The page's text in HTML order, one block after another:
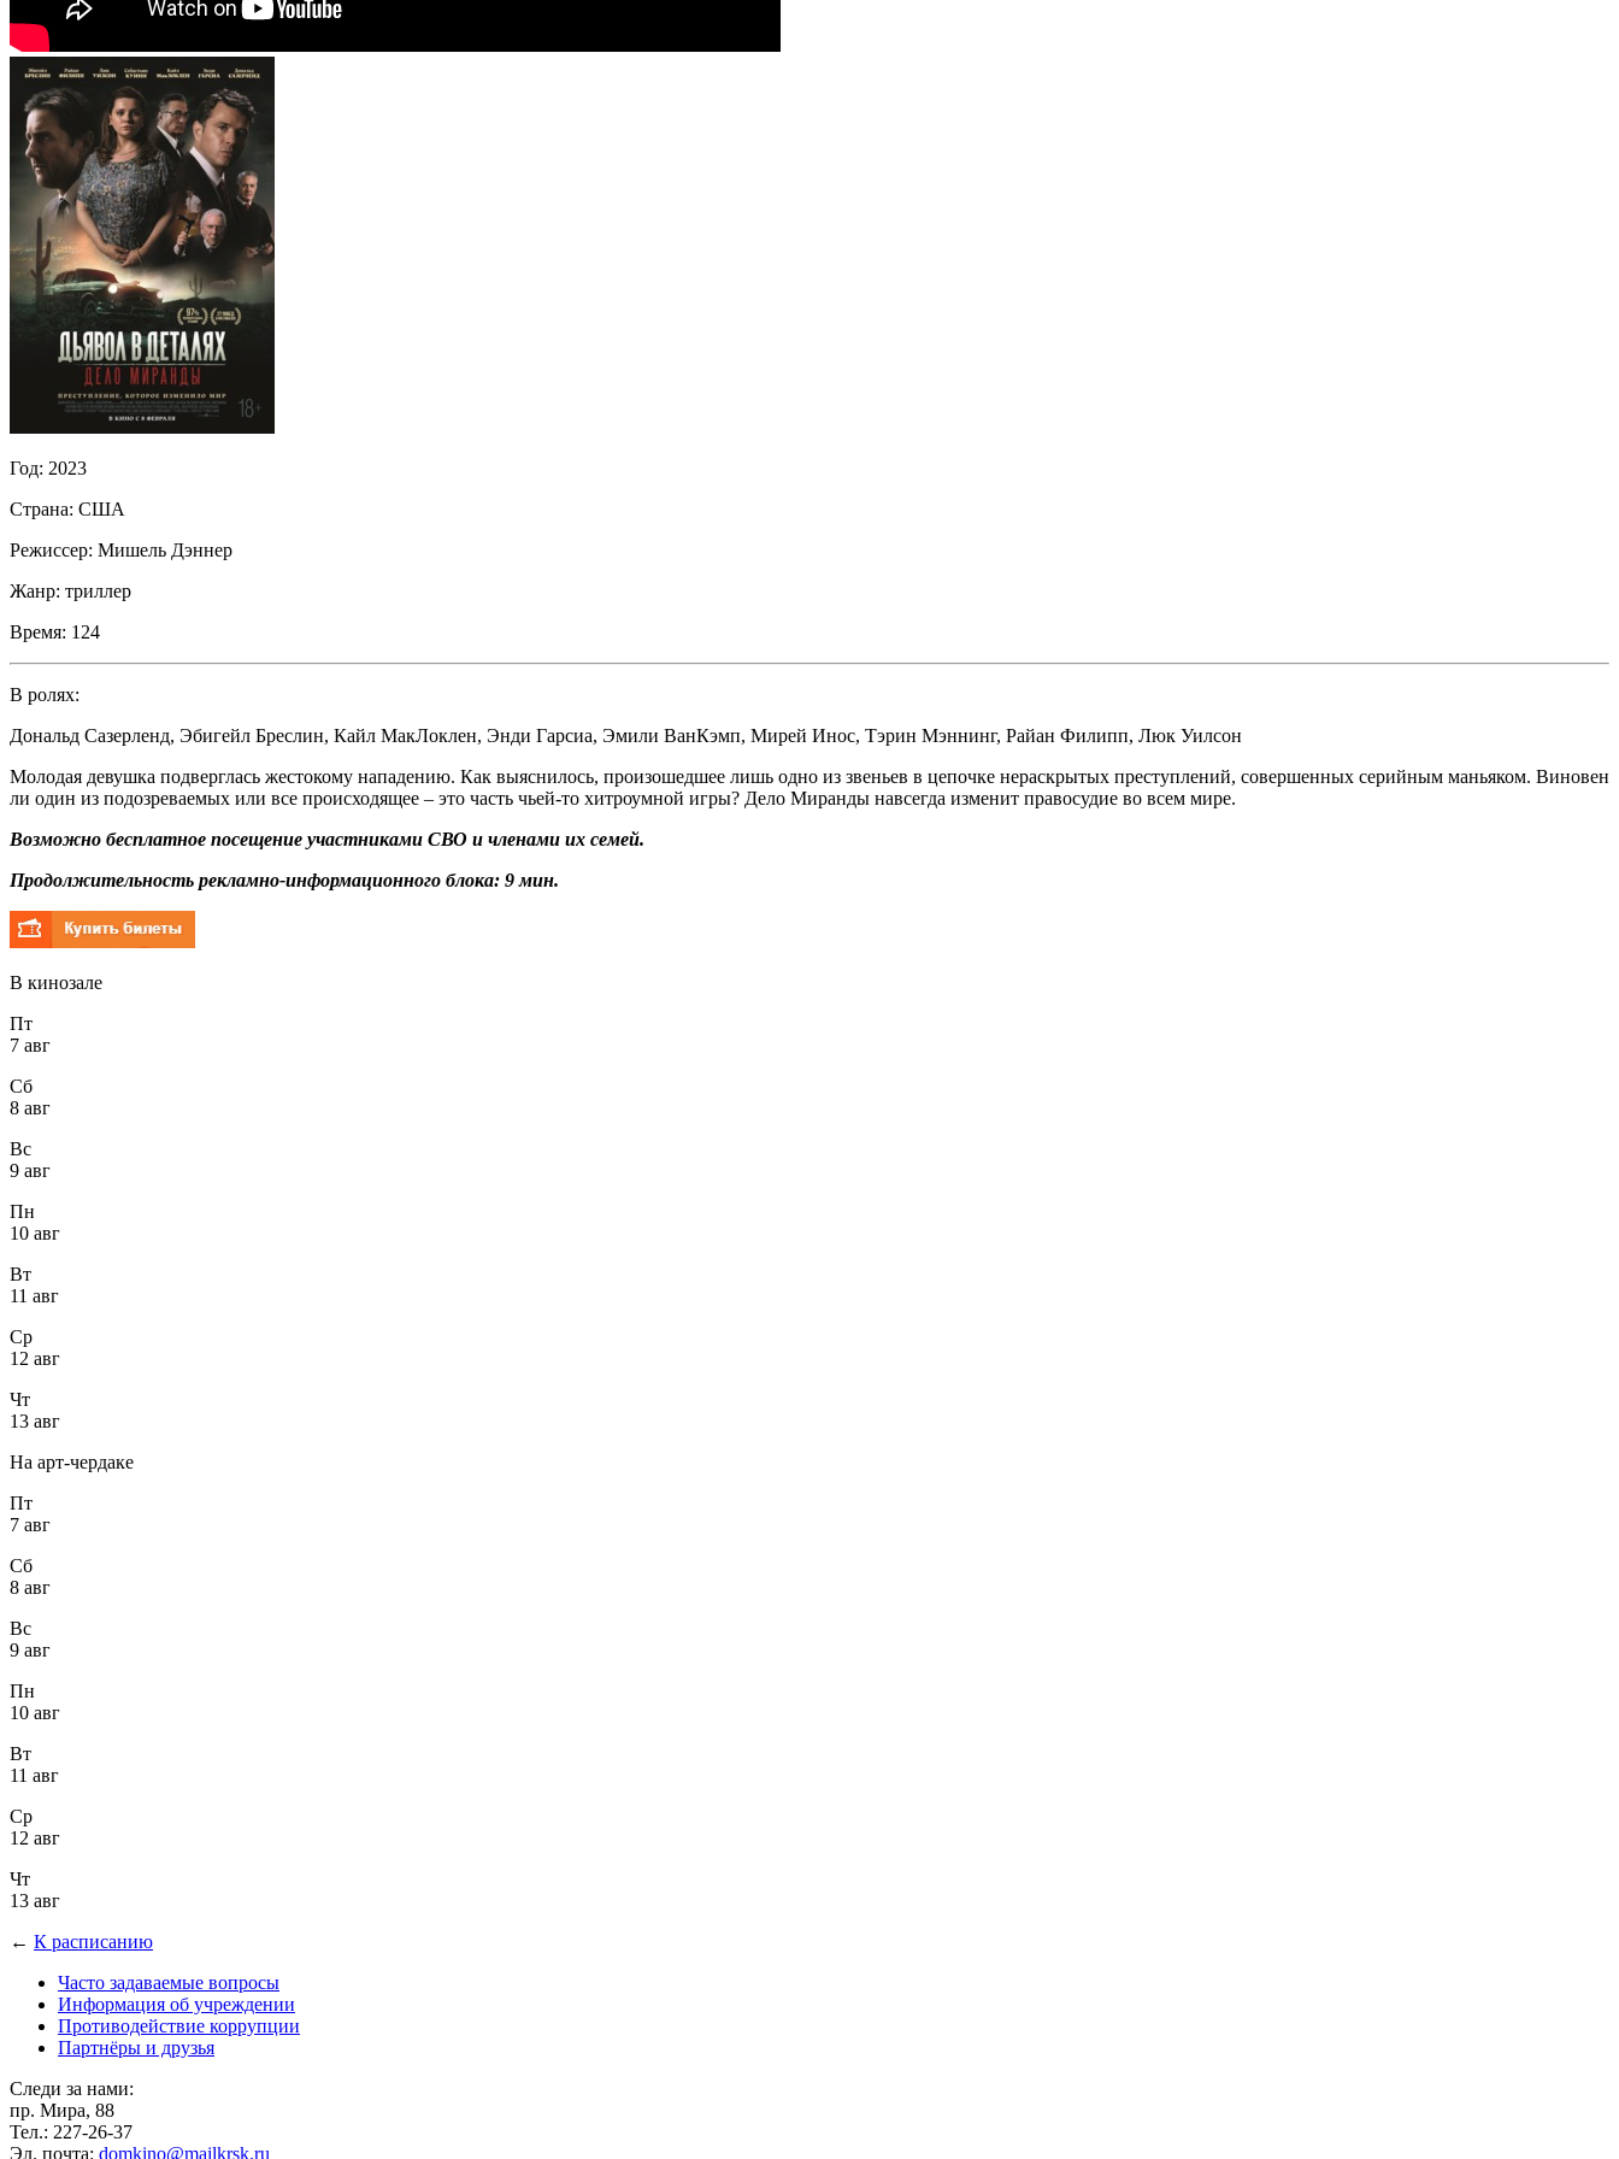
Год: 2023
Страна: США
Режиссер: Мишель Дэннер
Жанр: триллер
Время: 124
В ролях:
Дональд Сазерленд, Эбигейл Бреслин, Кайл МакЛоклен, Энди Гарсиа, Эмили ВанКэмп, Мирей Инос, Тэрин Мэннинг, Райан Филипп, Люк Уилсон
Молодая девушка подверглась жестокому нападению. Как выяснилось, произошедшее лишь одно из звеньев в цепочке нераскрытых преступлений, совершенных серийным маньяком. Виновен
ли один из подозреваемых или все происходящее – это часть чьей-то хитроумной игры? Дело Миранды навсегда изменит правосудие во всем мире.
Возможно бесплатное посещение участниками СВО и членами их семей.
Продолжительность рекламно-информационного блока: 9 мин.
В кинозале
Пт
7 авг
Сб
8 авг
Вс
9 авг
Пн
10 авг
Вт
11 авг
Ср
12 авг
Чт
13 авг
На арт-чердаке
Пт
7 авг
Сб
8 авг
Вс
9 авг
Пн
10 авг
Вт
11 авг
Ср
12 авг
Чт
13 авг
← К расписанию
Часто задаваемые вопросы
Информация об учреждении
Противодействие коррупции
Партнёры и друзья
Следи за нами:
пр. Мира, 88
Тел.: 227-26-37
Эл. почта: domkino@mailkrsk.ru